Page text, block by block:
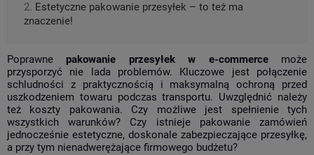
Estetyczne pakowanie przesyłek – to też ma
znaczenie!
Poprawne pakowanie przesyłek w e-commercemoże
przysporzyć nie lada problemów. Kluczowe jest połączenie
schludności z praktycznością i maksymalną ochroną przed
uszkodzeniem towaru podczas transportu. Uwzględnić należy
też koszty pakowania. Czy możliwe jest spełnienie tych
wszystkich warunków? Czy istnieje pakowanie zamówień
jednocześnie estetyczne, doskonale zabezpieczające przesyłkę,
a przy tym nienadwerężające firmowego budżetu?